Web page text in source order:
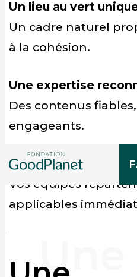
Un lieu au vert
Un cadre naturel
à la cohésion.
Une expertise
Des contenus
engageants.
Une expérience
Vos équipes
applicables